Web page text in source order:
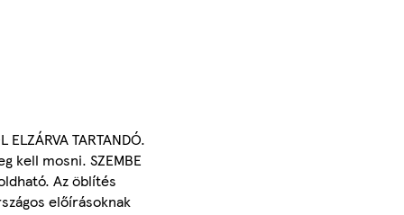
TARTANDÓ.
kell mosni. SZEMBE
Az öblítés
előírásoknak